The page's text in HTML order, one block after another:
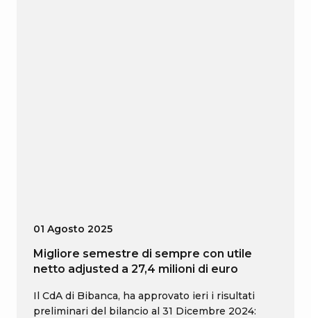
01 Agosto 2025
Migliore semestre di sempre con utile
netto adjusted a 27,4 milioni di euro
Il CdA di Bibanca, ha approvato ieri i risultati
preliminari del bilancio al 31 Dicembre 2024: